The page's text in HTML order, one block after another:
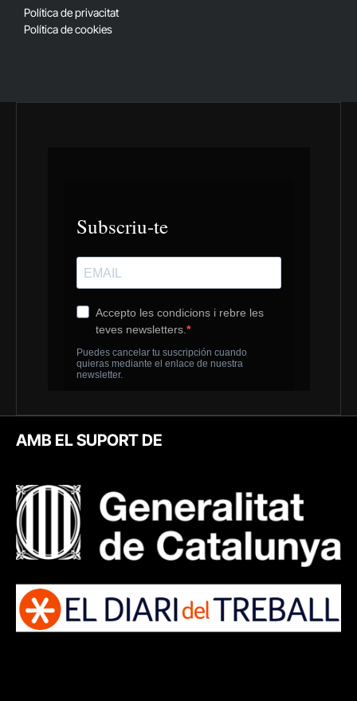
Política de privacitat
Política de cookies
AMB EL SUPORT DE